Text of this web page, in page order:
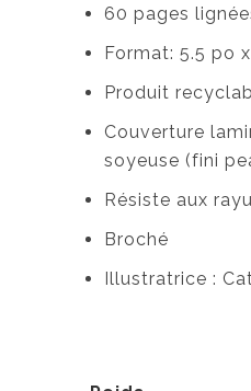
60 pages
Format: 5.5 po
Produit
Couverture
soyeuse (fini
Résiste aux
Broché
Illustratrice :